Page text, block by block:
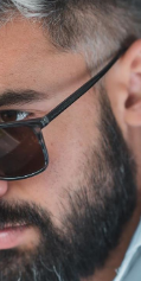
Mode